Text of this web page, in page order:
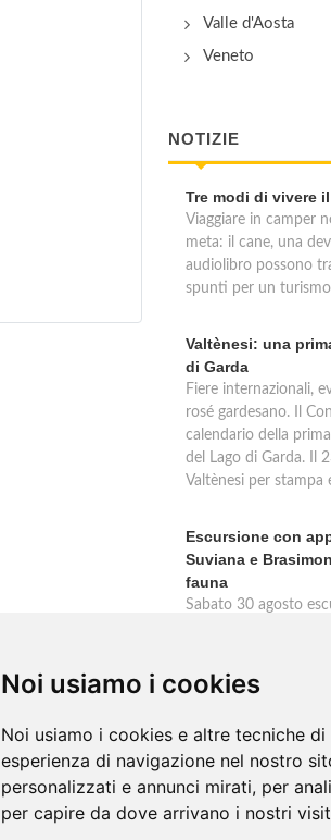
Noi usiamo i cookies
Noi usiamo i cookies e altre tecniche
esperienza di navigazione nel nostro
personalizzati e annunci mirati, per
per capire da dove arrivano i nostri
Valle d'Aosta
Veneto
NOTIZIE
Tre modi di vivere
Viaggiare in camper
meta: il cane, una
audiolibro possono
spunti per un
Valtènesi: una
di Garda
Fiere internazionali,
rosé gardesano. Il
calendario della
del Lago di Garda. Il
Valtènesi per stampa
Escursione con
Suviana e
fauna
Sabato 30 agosto
massimo silenzio.
Brasimone,